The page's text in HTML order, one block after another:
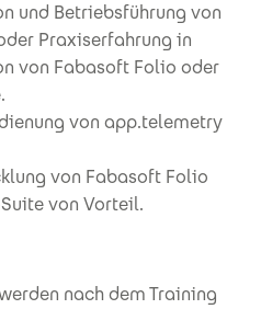
und Betriebsführung von
Praxiserfahrung in
von Fabasoft Folio oder
von app.telemetry
von Fabasoft Folio
von Vorteil.
nach dem Training